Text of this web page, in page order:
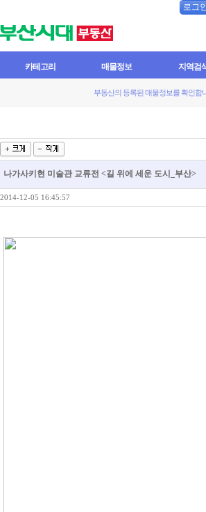
로그
카테고리 매물정보 지역검
부동산의 등록된 매물정보를 확인합
나가사키현 미술관 교류전 <길 위에 세운 도시_부산>
2014-12-05 16:45:57